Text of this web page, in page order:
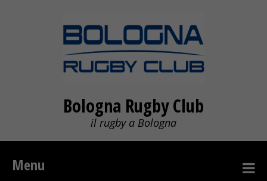
Bologna Rugby Club
il rugby a Bologna
Menu